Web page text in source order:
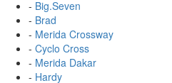
- Big.Seven
- Brad
- Merida Crossway
- Cyclo Cross
- Merida Dakar
- Hardy